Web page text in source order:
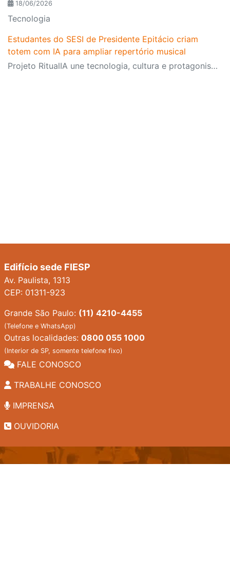
18/06/2026
Tecnologia
Estudantes do SESI de Presidente Epitácio criam
totem com IA para ampliar repertório musical
Projeto RitualIA une tecnologia, cultura e protagonismo estudantil e é destaque no IV Congresso Internacional de Educação do SESI-SP
Edifício sede FIESP
Av. Paulista, 1313
CEP: 01311-923
Grande São Paulo: (11) 4210-4455
(Telefone e WhatsApp)
Outras localidades: 0800 055 1000
(Interior de SP, somente telefone fixo)
FALE CONOSCO
TRABALHE CONOSCO
IMPRENSA
OUVIDORIA
INSTITUCIONAL